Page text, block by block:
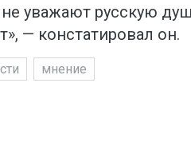
уважают русскую
— констатировал он.
мнение